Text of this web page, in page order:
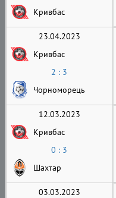
Кривбас
23.04.2023
Кривбас
2 : 3
Чорноморець
12.03.2023
Кривбас
0 : 3
Шахтар
03.03.2023